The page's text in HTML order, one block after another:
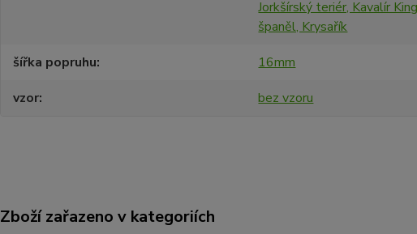
Jorkšírský teriér, Kavalír
španěl, Krysařík
šířka popruhu
16mm
vzor
bez vzoru
Zboží zařazeno v kategoriích